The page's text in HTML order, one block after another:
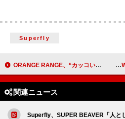
Superfly
ORANGE RANGE、“カッコいい×お茶目”のギャップで魅せる「マジで世界変えちゃう5秒前」MV公開 ミ
関連ニュース
Superfly、SUPER BEAVER「人と